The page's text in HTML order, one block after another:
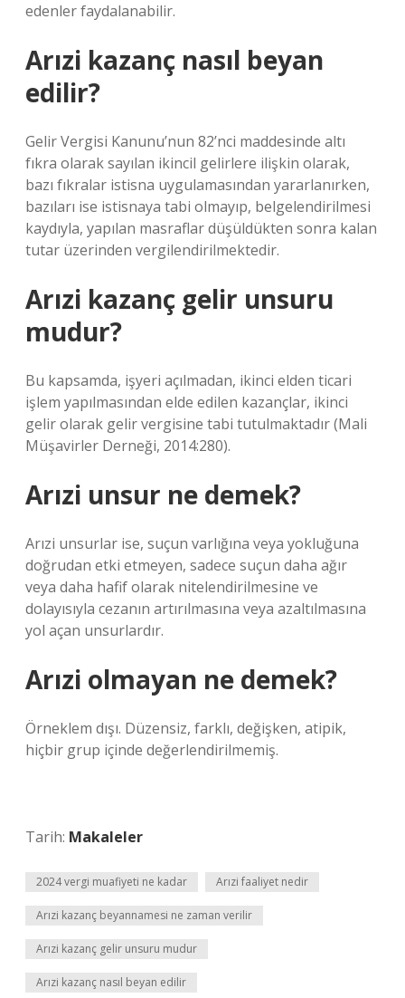
edenler faydalanabilir.
Arızi kazanç nasıl beyan
edilir?
Gelir Vergisi Kanunu’nun 82’nci maddesinde altı
fıkra olarak sayılan ikincil gelirlere ilişkin olarak,
bazı fıkralar istisna uygulamasından yararlanırken,
bazıları ise istisnaya tabi olmayıp, belgelendirilmesi
kaydıyla, yapılan masraflar düşüldükten sonra kalan
tutar üzerinden vergilendirilmektedir.
Arızi kazanç gelir unsuru
mudur?
Bu kapsamda, işyeri açılmadan, ikinci elden ticari
işlem yapılmasından elde edilen kazançlar, ikinci
gelir olarak gelir vergisine tabi tutulmaktadır (Mali
Müşavirler Derneği, 2014:280).
Arızi unsur ne demek?
Arızi unsurlar ise, suçun varlığına veya yokluğuna
doğrudan etki etmeyen, sadece suçun daha ağır
veya daha hafif olarak nitelendirilmesine ve
dolayısıyla cezanın artırılmasına veya azaltılmasına
yol açan unsurlardır.
Arızi olmayan ne demek?
Örneklem dışı. Düzensiz, farklı, değişken, atipik,
hiçbir grup içinde değerlendirilmemiş.
Tarih: Makaleler
2024 vergi muafiyeti ne kadar Arızi faaliyet nedir
Arızi kazanç beyannamesi ne zaman verilir
Arızi kazanç gelir unsuru mudur
Arızi kazanç nasıl beyan edilir